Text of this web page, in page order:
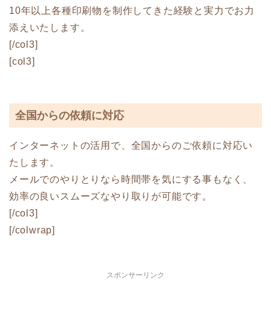
10年以上各種印刷物を制作してきた経験と実力でお力
添えいたします。
[/col3]
[col3]
全国からの依頼に対応
インターネットの活用で、全国からのご依頼に対応い
たします。
メールでのやりとりなら時間帯を気にする事もなく、
効率の良いスムーズなやり取りが可能です。
[/col3]
[/colwrap]
スポンサーリンク